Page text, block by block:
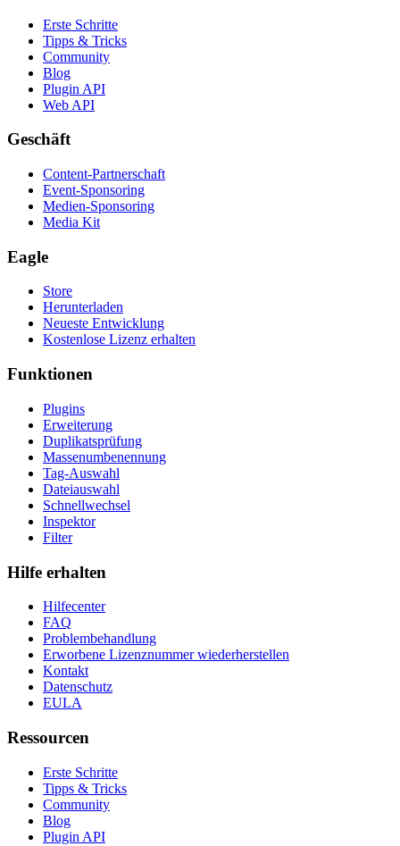
Erste Schritte
Tipps & Tricks
Community
Blog
Plugin API
Web API
Geschäft
Content-Partnerschaft
Event-Sponsoring
Medien-Sponsoring
Media Kit
Eagle
Store
Herunterladen
Neueste Entwicklung
Kostenlose Lizenz erhalten
Funktionen
Plugins
Erweiterung
Duplikatsprüfung
Massenumbenennung
Tag-Auswahl
Dateiauswahl
Schnellwechsel
Inspektor
Filter
Hilfe erhalten
Hilfecenter
FAQ
Problembehandlung
Erworbene Lizenznummer wiederherstellen
Kontakt
Datenschutz
EULA
Ressourcen
Erste Schritte
Tipps & Tricks
Community
Blog
Plugin API